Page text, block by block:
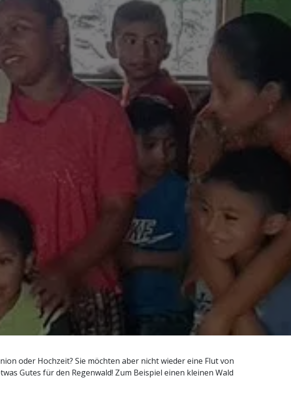
oder Hochzeit? Sie möchten aber nicht wieder eine Flut von
Gutes für den Regenwald! Zum Beispiel einen kleinen Wald